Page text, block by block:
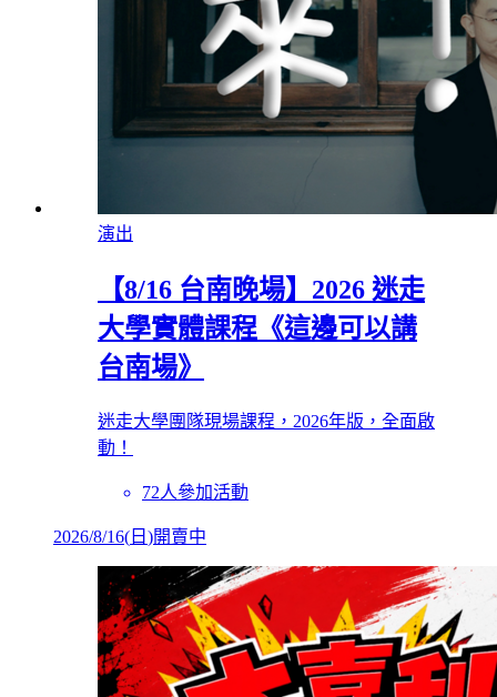
演出
【8/16 台南晚場】2026 迷走
大學實體課程《這邊可以講
台南場》
迷走大學團隊現場課程，2026年版，全面啟
動！
72人參加活動
2026/8/16( 日 )開賣中